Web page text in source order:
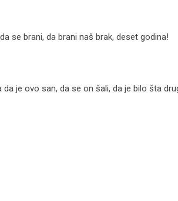
se brani, da brani naš brak, deset godina!
je ovo san, da se on šali, da je bilo šta